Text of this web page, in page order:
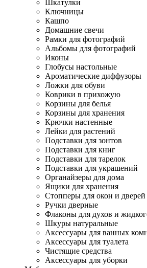
Шкатулки
Ключницы
Кашпо
Домашние свечи
Рамки для фотографий
Альбомы для фотографий
Иконы
Глобусы настольные
Ароматические диффузоры
Ложки для обуви
Коврики в прихожую
Корзины для белья
Корзины для хранения
Крючки настенные
Лейки для растений
Подставки для зонтов
Подставки для книг
Подставки для тарелок
Подставки для украшений
Органайзеры для дома
Ящики для хранения
Стопперы для окон и дверей
Ручки дверные
Флаконы для духов и
Шкуры натуральные
Аксессуары для ванных
Аксессуары для туалета
Чистящие средства
Аксессуары для уборки